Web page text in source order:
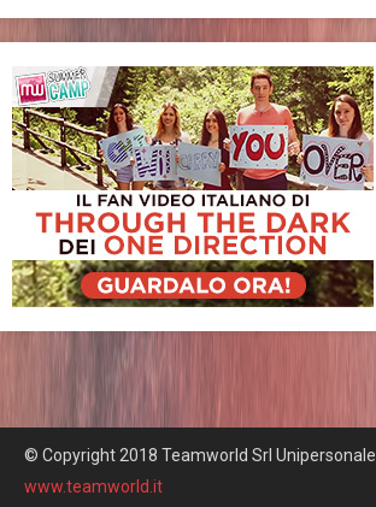
© Copyright 2018 Teamworld Srl Unipersonale
www.teamworld.it